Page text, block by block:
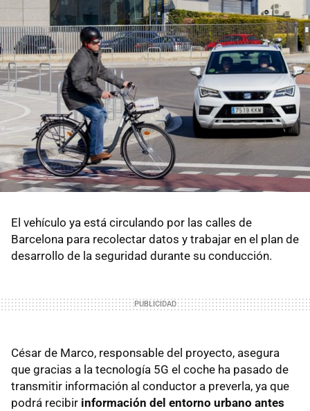
El vehículo ya está circulando por las calles de
Barcelona para recolectar datos y trabajar en el plan de
desarrollo de la seguridad durante su conducción.
César de Marco, responsable del proyecto, asegura
que gracias a la tecnología 5G el coche ha pasado de
transmitir información al conductor a preverla, ya que
podrá recibir información del entorno urbano antes